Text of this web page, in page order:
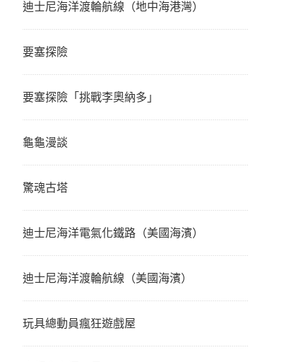
迪士尼海洋渡輪航線（地中海港灣）
要塞探險
要塞探險「挑戰李奧納多」
龜龜漫談
驚魂古塔
迪士尼海洋電氣化鐵路（美國海濱）
迪士尼海洋渡輪航線（美國海濱）
玩具總動員瘋狂遊戲屋